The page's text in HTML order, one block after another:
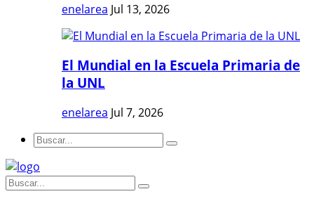
enelarea Jul 13, 2026
El Mundial en la Escuela Primaria de
la UNL
enelarea Jul 7, 2026